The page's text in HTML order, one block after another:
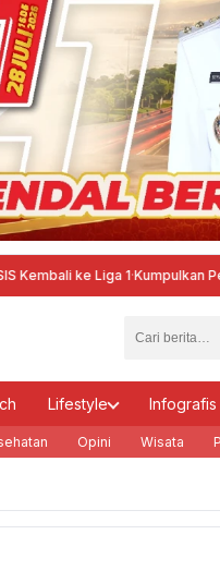
ke Liga 1 ·Kumpulkan
Lifestyle Infografis
Opini Wisata